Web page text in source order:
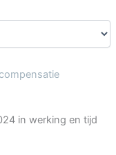
in werking en tijd